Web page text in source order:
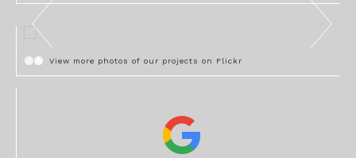
View more photos of our projects on Flickr